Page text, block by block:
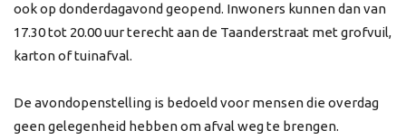
ook op donderdagavond geopend. Inwoners kunnen dan van
17.30 tot 20.00 uur terecht aan de Taanderstraat met grofvuil,
karton of tuinafval.
De avondopenstelling is bedoeld voor mensen die overdag
geen gelegenheid hebben om afval weg te brengen.